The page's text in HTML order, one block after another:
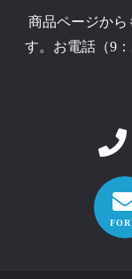
商品ページから
す。お電話（9